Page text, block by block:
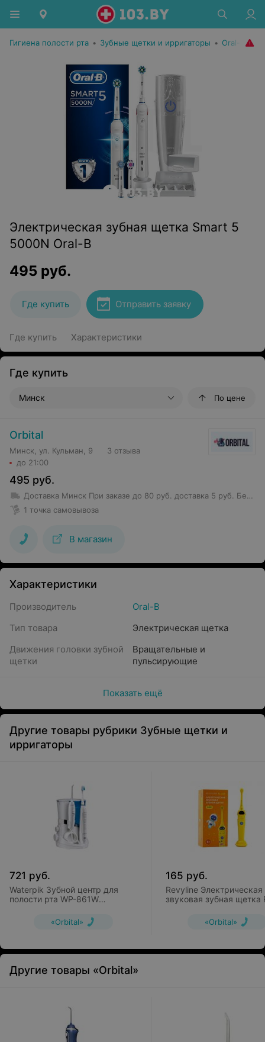
Гигиена полости рта • Зубные щетки и ирригаторы • Oral-B
Электрическая зубная щетка Smart 5
5000N Oral-B
495 руб.
Где купить Отправить заявку
Где купить Характеристики
Где купить
Минск По цене
Orbital
Минск, ул. Кульман, 9
до 21:00
3 отзыва
495 руб.
Доставка Минск При заказе до 80 руб. доставка 5 руб. Бесплатная доставка от 80 руб.
1 точка самовывоза
В магазин
Характеристики
Производитель
Oral-B
Тип товара
Электрическая щетка
Движения головки зубной
щетки
Вращательные и
пульсирующие
Показать ещё
Другие товары рубрики Зубные щетки и
ирригаторы
721 руб.
Waterpik Зубной центр для
полости рта WP-861W
«Orbital»
165 руб.
Revyline Электрическая
звуковая зубная щетка
«Orbital»
Другие товары «Orbital»